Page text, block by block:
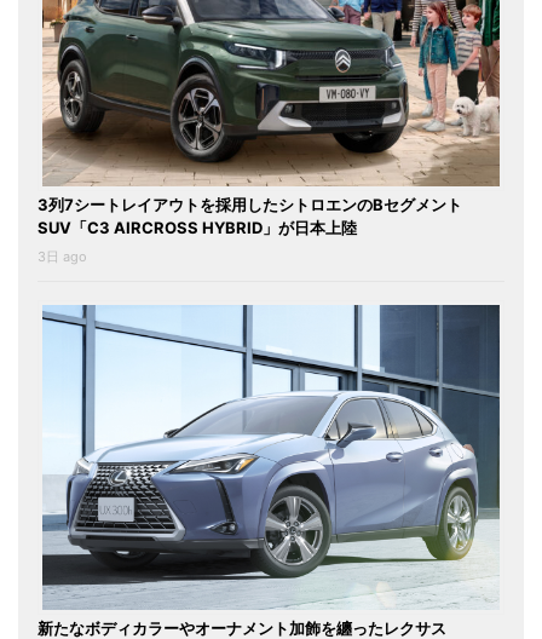
3列7シートレイアウトを採用したシトロエンのBセグメント
SUV「C3 AIRCROSS HYBRID」が日本上陸
3日 ago
新たなボディカラーやオーナメント加飾を纏ったレクサス